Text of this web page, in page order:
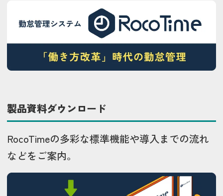
製品資料ダウンロード
RocoTimeの多彩な標準機能や導入までの流れ
などをご案内。